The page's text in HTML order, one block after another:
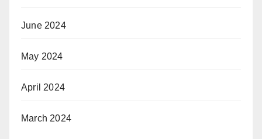
June 2024
May 2024
April 2024
March 2024